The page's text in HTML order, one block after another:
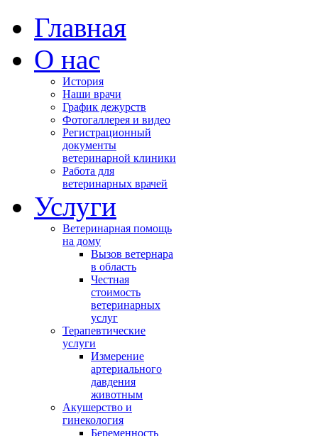
Главная
О нас
История
Наши врачи
График дежурств
Фотогаллерея и видео
Регистрационный
документы
ветеринарной клиники
Работа для
ветеринарных врачей
Услуги
Ветеринарная помощь
на дому
Вызов ветернара
в область
Честная
стоимость
ветеринарных
услуг
Терапевтические
услуги
Измерение
артериального
давдения
животным
Акушерство и
гинекология
Беременность